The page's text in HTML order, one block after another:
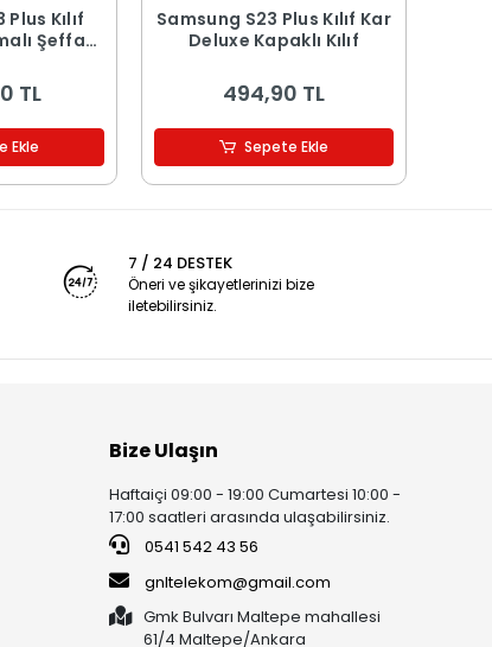
Kılıf
Şeffaf
TL
Ekle
Samsung S23 Plus Kılıf Kar
Deluxe Kapaklı Kılıf
494,90 TL
Sepete Ekle
7 / 24 DESTEK
Öneri ve şikayetlerinizi bize
iletebilirsiniz.
Bize Ulaşın
Haftaiçi 09:00 - 19:00 Cumartesi 10:00 -
17:00 saatleri arasında ulaşabilirsiniz.
0541 542 43 56
gnltelekom@gmail.com
Gmk Bulvarı Maltepe mahallesi
61/4 Maltepe/Ankara